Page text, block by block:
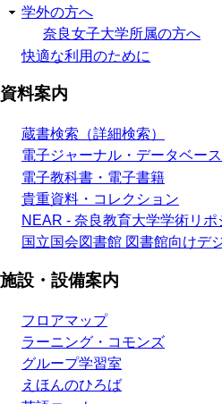
学外の方へ
奈良女子大学所属の方へ
快適な利用のために
資料案内
蔵書検索（詳細検索）
電子ジャーナル・データベース
電子教科書・電子書籍
貴重資料・コレクション
NEAR - 奈良教育大学学術リポ
国立国会図書館 図書館向けデ
施設・設備案内
フロアマップ
ラーニング・コモンズ
グループ学習室
えほんのひろば